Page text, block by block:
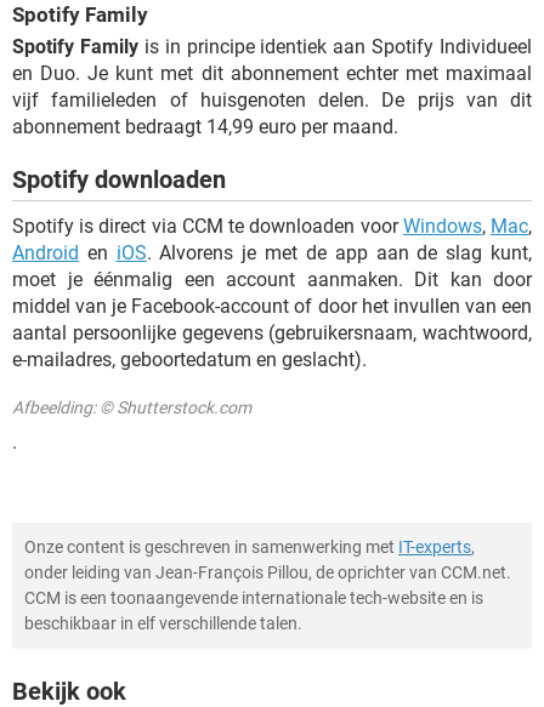
Spotify Family
Spotify Familyis in principe identiek aan Spotify Individueel
en Duo. Je kunt met dit abonnement echter met maximaal
vijf familieleden of huisgenoten delen. De prijs van dit
abonnement bedraagt 14,99 euro per maand.
Spotify downloaden
Spotify is direct via CCM te downloaden voorWindows, Mac,
Android en iOS. Alvorens je met de app aan de slag kunt,
moet je éénmalig een account aanmaken. Dit kan door
middel van je Facebook-account of door het invullen van een
aantal persoonlijke gegevens (gebruikersnaam, wachtwoord,
e-mailadres, geboortedatum en geslacht).
Afbeelding: © Shutterstock.com
.
Onze content is geschreven in samenwerking met IT-experts,
onder leiding van Jean-François Pillou, de oprichter van CCM.net.
CCM is een toonaangevende internationale tech-website en is
beschikbaar in elf verschillende talen.
Bekijk ook